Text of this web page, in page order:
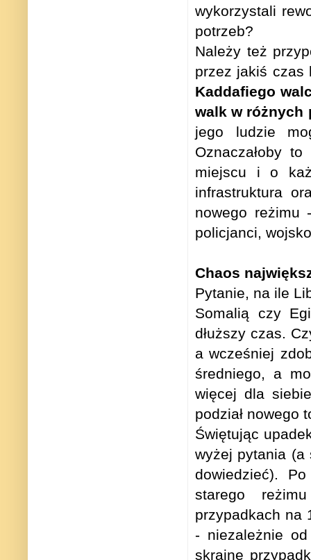
wykorzystali
potrzeb?
Należy też
przez jakiś czas
Kaddafiego
walk w różnych
jego ludzie
Oznaczałoby
miejscu i o
infrastruktura
nowego reżimu
policjanci,
Chaos
Pytanie, na ile
Somalią czy
dłuższy czas.
a wcześniej
średniego, a
więcej dla
podział nowego
Świętując
wyżej pytania (a
dowiedzieć).
starego
przypadkach na
- niezależnie
skrajne